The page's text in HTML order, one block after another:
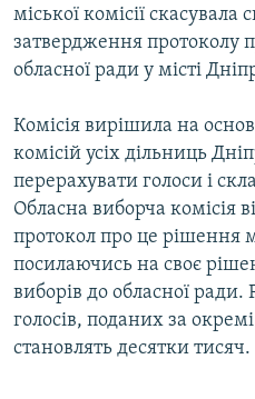
КТАТ
ДОЛУЧАЙСЯ!
Усі сайти RFE/RL
міської комісії
затвердження протоколу
обласної ради у місті
Комісія вирішила на
комісій усіх дільниць
перерахувати голоси і
Обласна виборча комісія
протокол про це рішення
посилаючись на своє
виборів до обласної ради.
голосів, поданих за окремі
становлять десятки тисяч.